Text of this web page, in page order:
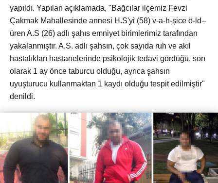
yapıldı. Yapılan açıklamada, "Bağcılar ilçemiz Fevzi
Çakmak Mahallesinde annesi H.S'yi (58) v-a-h-şice ö-ld--
üren A.S (26) adlı şahıs emniyet birimlerimiz tarafından
yakalanmıştır. A.S. adlı şahsın, çok sayıda ruh ve akıl
hastalıkları hastanelerinde psikolojik tedavi gördüğü, son
olarak 1 ay önce taburcu olduğu, ayrıca şahsın
uyuşturucu kullanmaktan 1 kaydı olduğu tespit edilmiştir"
denildi.